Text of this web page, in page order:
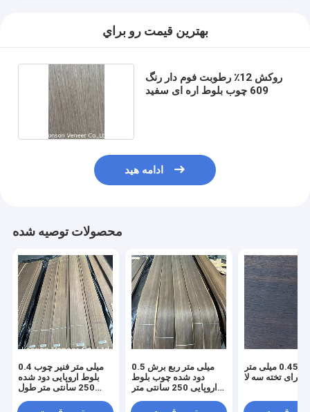
بهترين قيمت رو براي
روکش 12٪ رطوبت فوم دار رنگ
609 چوب بلوط اره ای سفید
ادامه هید
محصولات توصیه شده
0.4 میلی متر فنیر چوب
بلوط اروپایی دود شده
250 سانتی متر طول
0.5 میلی متر ربع برش
دود شده چوب بلوط
اروپایی 250 سانتی متر
روکش 0.45 میلی متر
برای تخته سه لا